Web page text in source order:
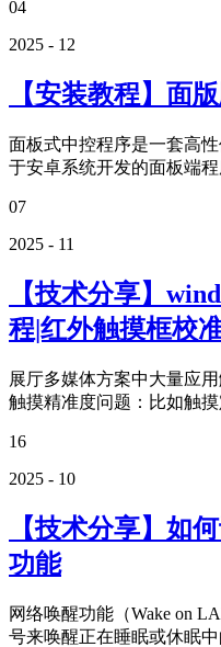
04
2025 - 12
【安装教程】面
面板式中控程序是一套高
于安卓系统开发的面板端
07
2025 - 11
【技术分享】
程|红外触摸框校
展厅多媒体方案中大量应
触摸精准度问题：比如触
16
2025 - 10
【技术分享】如
功能
网络唤醒功能（Wake on
号来唤醒正在睡眠或休眠